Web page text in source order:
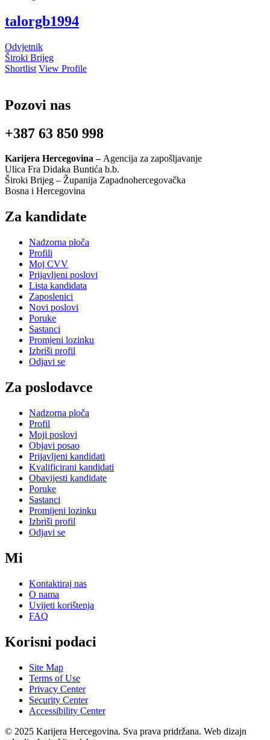
talorgb1994
Odvjetnik
Široki Brijeg
Shortlist View Profile
Pozovi nas
+387 63 850 998
Karijera Hercegovina –Agencija za zapošljavanje
Ulica Fra Didaka Buntića b.b.
Široki Brijeg – Županija Zapadnohercegovačka
Bosna i Hercegovina
Za kandidate
Nadzorna ploča
Profili
Moj CVV
Prijavljeni poslovi
Lista kandidata
Zaposlenici
Novi poslovi
Poruke
Sastanci
Promjeni lozinku
Izbriši profil
Odjavi se
Za poslodavce
Nadzorna ploča
Profil
Moji poslovi
Objavi posao
Prijavljeni kandidati
Kvalificirani kandidati
Obavijesti kandidate
Poruke
Sastanci
Promijeni lozinku
Izbriši profil
Odjavi se
Mi
Kontaktiraj nas
O nama
Uvijeti korištenja
FAQ
Korisni podaci
Site Map
Terms of Use
Privacy Center
Security Center
Accessibility Center
© 2025 Karijera Hercegovina. Sva prava pridržana. Web dizajn